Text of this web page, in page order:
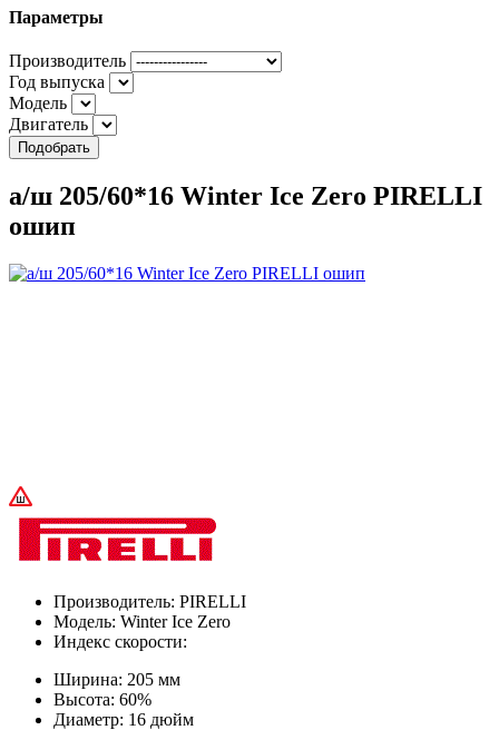
Параметры
Производитель
Год выпуска
Модель
Двигатель
Подобрать
а/ш 205/60*16 Winter Ice Zero PIRELLI
ошип
Производитель: PIRELLI
Модель: Winter Ice Zero
Индекс скорости:
Ширина: 205 мм
Высота: 60%
Диаметр: 16 дюйм